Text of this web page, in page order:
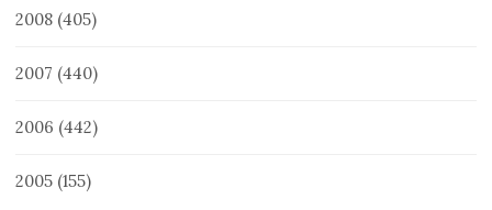
2008 (405)
2007 (440)
2006 (442)
2005 (155)